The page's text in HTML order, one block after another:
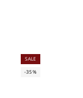
SALE
-35%